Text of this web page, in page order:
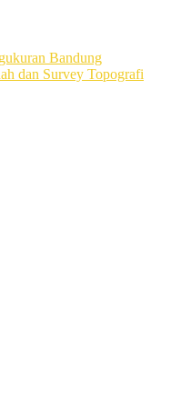
Bandung
dan Survey Topografi